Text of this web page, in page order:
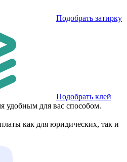
Подобрать затирку
Подобрать клей
удобным для вас способом.
как для юридических, так и